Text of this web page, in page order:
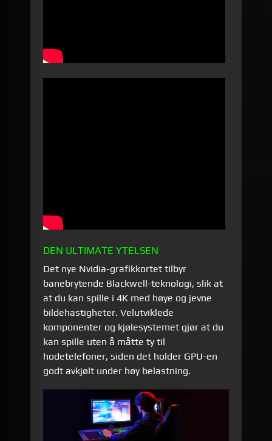
DEN ULTIMATE YTELSEN
Det nye Nvidia-grafikkortet tilbyr
banebrytende Blackwell-teknologi, slik at
at du kan spille i 4K med høye og jevne
bildehastigheter. Velutviklede
komponenter og kjølesystemet gjør at du
kan spille uten å måtte ty til
hodetelefoner, siden det holder GPU-en
godt avkjølt under høy belastning.